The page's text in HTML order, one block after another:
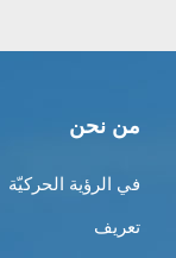
من نحن
في الرؤية الحركيّة
تعريف